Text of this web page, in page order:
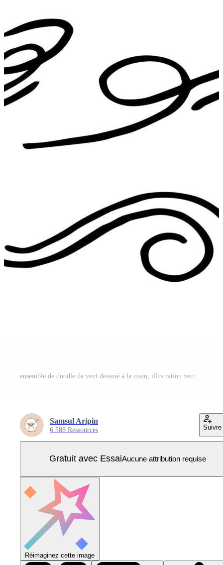
Samsul Aripin
6 588 Ressources Suivre
Gratuit avec EssaiAucune attribution requise
Réimaginez cette image